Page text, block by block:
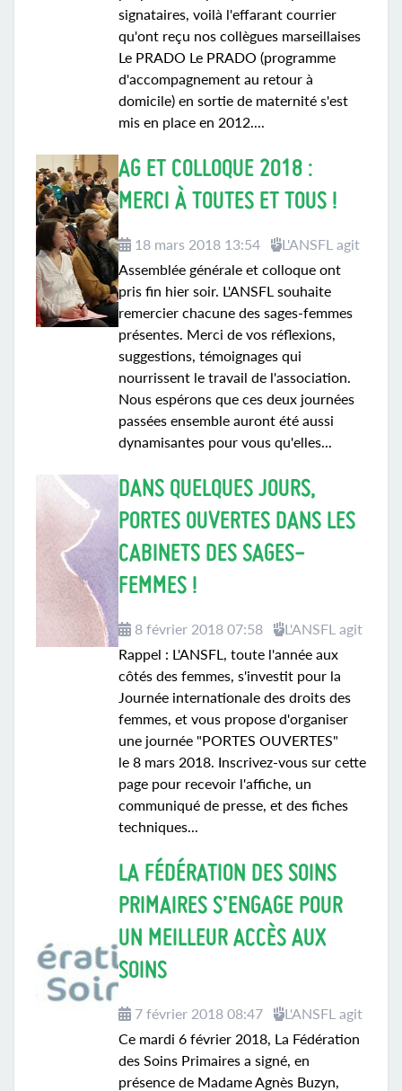
signataires, voilà l'effarant courrier
qu'ont reçu nos collègues marseillaises
Le PRADO Le PRADO (programme
d'accompagnement au retour à
domicile) en sortie de maternité s'est
mis en place en 2012....
AG ET COLLOQUE 2018 :
MERCI À TOUTES ET TOUS !
18 mars 2018 13:54
L'ANSFL agit
Assemblée générale et colloque ont
pris fin hier soir. L'ANSFL souhaite
remercier chacune des sages-femmes
présentes. Merci de vos réflexions,
suggestions, témoignages qui
nourrissent le travail de l'association.
Nous espérons que ces deux journées
passées ensemble auront été aussi
dynamisantes pour vous qu'elles...
DANS QUELQUES JOURS,
PORTES OUVERTES DANS LES
CABINETS DES SAGES-
FEMMES !
8 février 2018 07:58
L'ANSFL agit
Rappel : L'ANSFL, toute l'année aux
côtés des femmes, s'investit pour la
Journée internationale des droits des
femmes, et vous propose d'organiser
une journée "PORTES OUVERTES"
le 8 mars 2018. Inscrivez-vous sur cette
page pour recevoir l'affiche, un
communiqué de presse, et des fiches
techniques...
LA FÉDÉRATION DES SOINS
PRIMAIRES S’ENGAGE POUR
UN MEILLEUR ACCÈS AUX
SOINS
7 février 2018 08:47
L'ANSFL agit
Ce mardi 6 février 2018, La Fédération
des Soins Primaires a signé, en
présence de Madame Agnès Buzyn,